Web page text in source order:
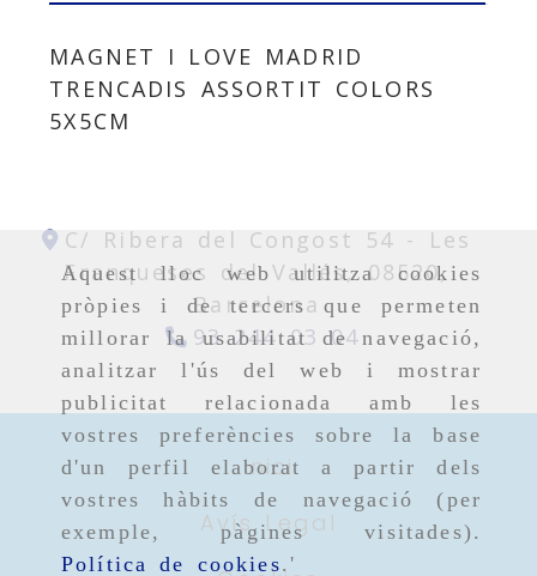
Aquest lloc web utilitza cookies
pròpies i de tercers que permeten
millorar la usabilitat de navegació,
analitzar l'ús del web i mostrar
publicitat relacionada amb les
vostres preferències sobre la base
d'un perfil elaborat a partir dels
vostres hàbits de navegació (per
exemple, pàgines visitades).
Política de cookies.'
MAGNET I LOVE MADRID
TRENCADIS ASSORTIT COLORS
5X5CM
C/ Ribera del Congost 54 -
Les
Franqueses del Vallés,08520,
Barcelona
93 244 03 04
Inici
Avís Legal